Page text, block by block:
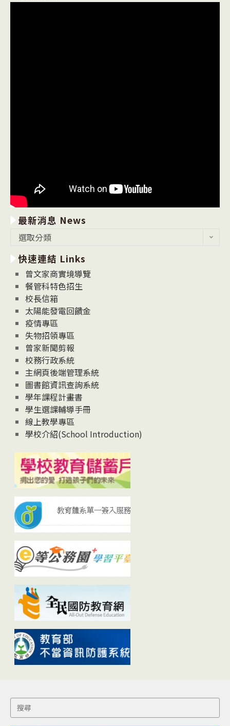
最新消息 News
消
息
News
選取分類
快速連結 Links
曾文家商實境導覽
餐管科特色招生
校長信箱
太陽能發電回饋金
疫情專區
失物招領專區
曾家新聞剪報
校務行政系統
主網頁後端管理系統
圖書館資訊查詢系統
學年課程計畫書
學生選課輔導手冊
線上教學專區
學校介紹(School Introduction)
Search
for: